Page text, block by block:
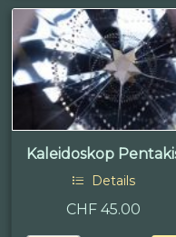
Kaleidoskop
Details
CHF 45.00